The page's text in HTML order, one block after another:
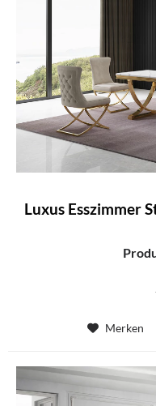
Luxus Esszimmer
Merken